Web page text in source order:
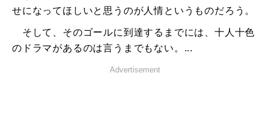
せになってほしいと思うのが人情というものだろう。
そして、そのゴールに到達するまでには、十人十色
のドラマがあるのは言うまでもない。...
Advertisement